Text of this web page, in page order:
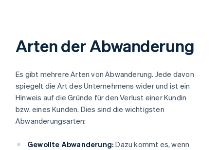
Arten der Abwanderung
Es gibt mehrere Arten von Abwanderung. Jede davon
spiegelt die Art des Unternehmens wider und ist ein
Hinweis auf die Gründe für den Verlust einer Kundin
bzw. eines Kunden. Dies sind die wichtigsten
Abwanderungsarten:
Gewollte Abwanderung: Dazu kommt es, wenn